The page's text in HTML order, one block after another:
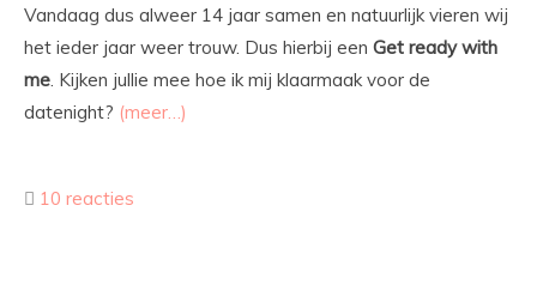
Vandaag dus alweer 14 jaar samen en natuurlijk vieren wij
het ieder jaar weer trouw. Dus hierbij een Get ready with
me. Kijken jullie mee hoe ik mij klaarmaak voor de
datenight? (meer…)
10 reacties